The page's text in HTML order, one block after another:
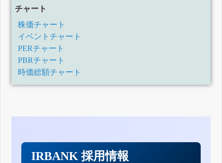
チャート
株価チャート
イベントチャート
PERチャート
PBRチャート
時価総額チャート
IRBANK 採用情報